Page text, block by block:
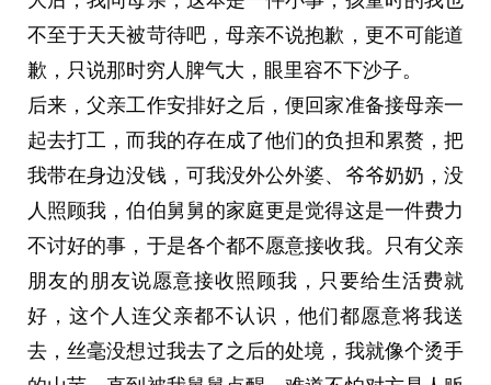
不至于天天被苛待吧，母亲不说抱歉，更不可能道
歉，只说那时穷人脾气大，眼里容不下沙子。
后来，父亲工作安排好之后，便回家准备接母亲一
起去打工，而我的存在成了他们的负担和累赘，把
我带在身边没钱，可我没外公外婆、爷爷奶奶，没
人照顾我，伯伯舅舅的家庭更是觉得这是一件费力
不讨好的事，于是各个都不愿意接收我。只有父亲
朋友的朋友说愿意接收照顾我，只要给生活费就
好，这个人连父亲都不认识，他们都愿意将我送
去，丝毫没想过我去了之后的处境，我就像个烫手